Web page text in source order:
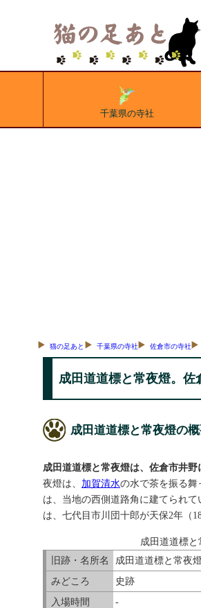
千葉県の寺社
猫の足あと 千葉県の寺社 佐倉市の寺社
成田道道標と常夜燈。
成田道道標と常夜燈の
成田道道標と常夜燈は、佐倉市井野
夜燈は、 加賀清水の水で茶を振る舞
は、当地の西側道路角に建てられて
は、七代目市川団十郎が天保2年（
成田道道標
旧跡・名所名
成田道道標と常夜
みどころ
史跡
入場時間
-